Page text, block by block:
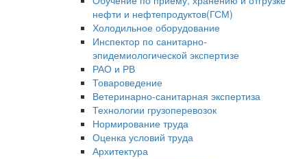
нефти и нефтепродуктов(ГСМ)
Холодильное оборудование
Инспектор по санитарно-
эпидемиологической экспертизе
РАО и РВ
Товароведение
Ветеринарно-санитарная экспертиза
Технологии грузоперевозок
Нормирование труда
Оценка условий труда
Архитектура